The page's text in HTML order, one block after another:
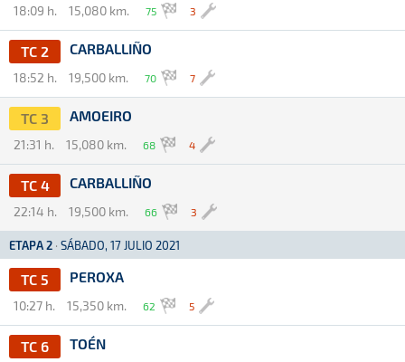
18:09 h. 15,080 km. 75 3
TC 2 CARBALLIÑO
18:52 h. 19,500 km. 70 7
TC 3 AMOEIRO
21:31 h. 15,080 km. 68 4
TC 4 CARBALLIÑO
22:14 h. 19,500 km. 66 3
ETAPA 2 · SÁBADO, 17 JULIO 2021
TC 5 PEROXA
10:27 h. 15,350 km. 62 5
TC 6 TOÉN